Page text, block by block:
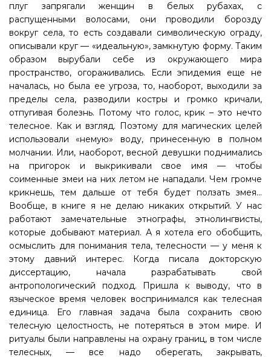
плуг запрягали женщин в белых рубахах, с
распущенными волосами, они проводили борозду
вокруг села, то есть создавали символическую ограду,
описывали круг — «идеальную», замкнутую форму. Таким
образом вырубали себе из окружающего мира
пространство, огораживались. Если эпидемия еще не
началась, но была ее угроза, то, наоборот, выходили за
пределы села, разводили костры и громко кричали,
отпугивая болезнь. Потому что голос, крик – это нечто
телесное. Как и взгляд. Поэтому для магических целей
использовали «немую» воду, принесенную в полном
молчании. Или, наоборот, весной девушки поднимались
на пригорок и выкрикивали свое имя — чтобы
соименные змеи на них летом не нападали. Чем громче
крикнешь, тем дальше от тебя будет ползать змея...
Вообще, в книге я не делаю никаких открытий. У нас
работают замечательные этнографы, этнолингвисты,
которые добывают материал. А я хотела его обобщить,
осмыслить для понимания тела, телесности — у меня к
этому давний интерес. Когда писала докторскую
диссертацию, начала разрабатывать свой
антропологический подход. Пришла к выводу, что в
языческое время человек воспринимался как телесная
единица. Его главная задача была сохранить свою
телесную целостность, не потеряться в этом мире. И
ритуалы были направлены на охрану границ, в том числе
телесных, — все надо оберегать, закрывать,